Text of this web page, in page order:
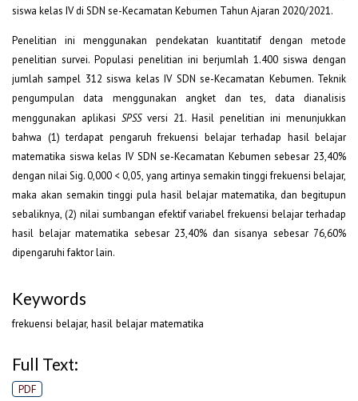
siswa kelas IV di SDN se-Kecamatan Kebumen Tahun Ajaran 2020/2021.
Penelitian ini menggunakan pendekatan kuantitatif dengan metode
penelitian survei. Populasi penelitian ini berjumlah 1.400 siswa dengan
jumlah sampel 312 siswa kelas IV SDN se-Kecamatan Kebumen. Teknik
pengumpulan data menggunakan angket dan tes, data dianalisis
menggunakan aplikasi SPSSversi 21. Hasil penelitian ini menunjukkan
bahwa (1) terdapat pengaruh frekuensi belajar terhadap hasil belajar
matematika siswa kelas IV SDN se-Kecamatan Kebumen sebesar 23,40%
dengan nilai Sig. 0,000 < 0,05, yang artinya semakin tinggi frekuensi belajar,
maka akan semakin tinggi pula hasil belajar matematika, dan begitupun
sebaliknya, (2) nilai sumbangan efektif variabel frekuensi belajar terhadap
hasil belajar matematika sebesar 23,40% dan sisanya sebesar 76,60%
dipengaruhi faktor lain.
Keywords
frekuensi belajar, hasil belajar matematika
Full Text:
PDF